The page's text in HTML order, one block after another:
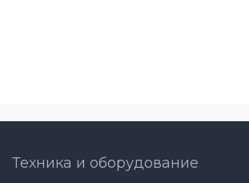
Техника и оборудование